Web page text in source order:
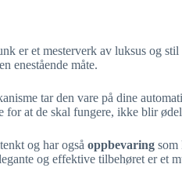
er et mesterverk av luksus og
enestående måte.
tar den vare på dine
for at de skal fungere, ikke blir
og har også oppbevaring som
og effektive tilbehøret er et